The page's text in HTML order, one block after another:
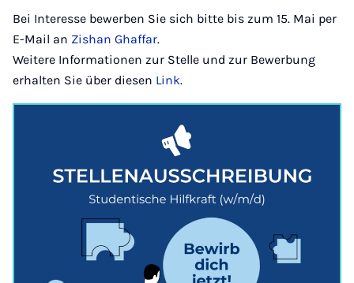
Bei Interesse bewerben Sie sich bitte bis zum 15. Mai per
E-Mail an Zishan Ghaffar.
Weitere Informationen zur Stelle und zur Bewerbung
erhalten Sie über diesen Link.